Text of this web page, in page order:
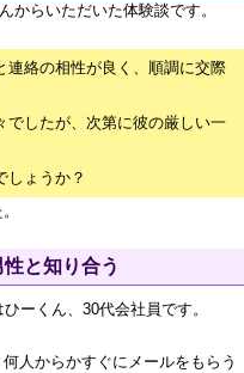
らいただいた体験談です。
連絡の相性が良く、順調に交際
でしたが、次第に彼の厳しい一
しょうか？
と知り合う
ーくん、30代会社員です。
人からかすぐにメールをもらう